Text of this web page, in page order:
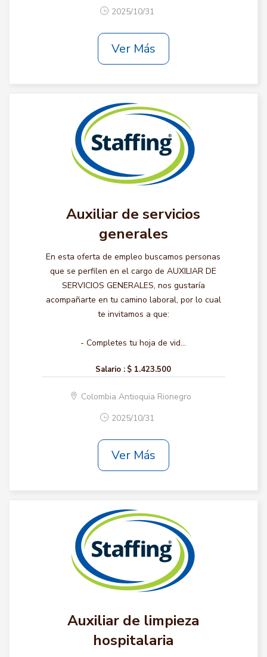
2025/10/31
Ver Más
Auxiliar de servicios
generales
En esta oferta de empleo buscamos personas
que se perfilen en el cargo de AUXILIAR DE
SERVICIOS GENERALES, nos gustaría
acompañarte en tu camino laboral, por lo cual
te invitamos a que:
- Completes tu hoja de vid...
Salario : $ 1.423.500
Colombia Antioquia Rionegro
2025/10/31
Ver Más
Auxiliar de limpieza
hospitalaria